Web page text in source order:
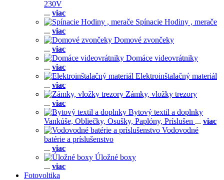
230V
... viac
Spínacie Hodiny , merače
... viac
Domové zvončeky
... viac
Domáce videovrátniky
... viac
Elektroinštalačný materiál
... viac
Zámky, vložky trezory
... viac
Bytový textil a doplnky
Vankúše, Obliečky, Osušky, Paplóny, Príslušen ... viac
Vodovodné
batérie a príslušenstvo
... viac
Úložné boxy
... viac
Fotovoltika